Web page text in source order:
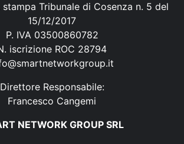
stampa Tribunale di Cosenza n. 5 del
15/12/2017
P. IVA 03500860782
iscrizione ROC 28794
Direttore Responsabile:
Francesco Cangemi
NETWORK GROUP SRL